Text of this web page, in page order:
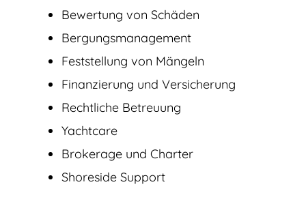
Bewertung von Schäden
Bergungsmanagement
Feststellung von Mängeln
Finanzierung und Versicherung
Rechtliche Betreuung
Yachtcare
Brokerage und Charter
Shoreside Support